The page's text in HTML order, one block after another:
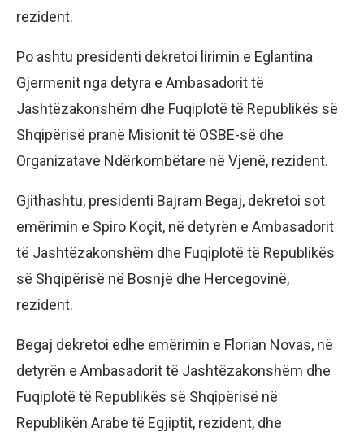
rezident.
Po ashtu presidenti dekretoi lirimin e Eglantina
Gjermenit nga detyra e Ambasadorit të
Jashtëzakonshëm dhe Fuqiplotë të Republikës së
Shqipërisë pranë Misionit të OSBE-së dhe
Organizatave Ndërkombëtare në Vjenë, rezident.
Gjithashtu, presidenti Bajram Begaj, dekretoi sot
emërimin e Spiro Koçit, në detyrën e Ambasadorit
të Jashtëzakonshëm dhe Fuqiplotë të Republikës
së Shqipërisë në Bosnjë dhe Hercegovinë,
rezident.
Begaj dekretoi edhe emërimin e Florian Novas, në
detyrën e Ambasadorit të Jashtëzakonshëm dhe
Fuqiplotë të Republikës së Shqipërisë në
Republikën Arabe të Egjiptit, rezident, dhe